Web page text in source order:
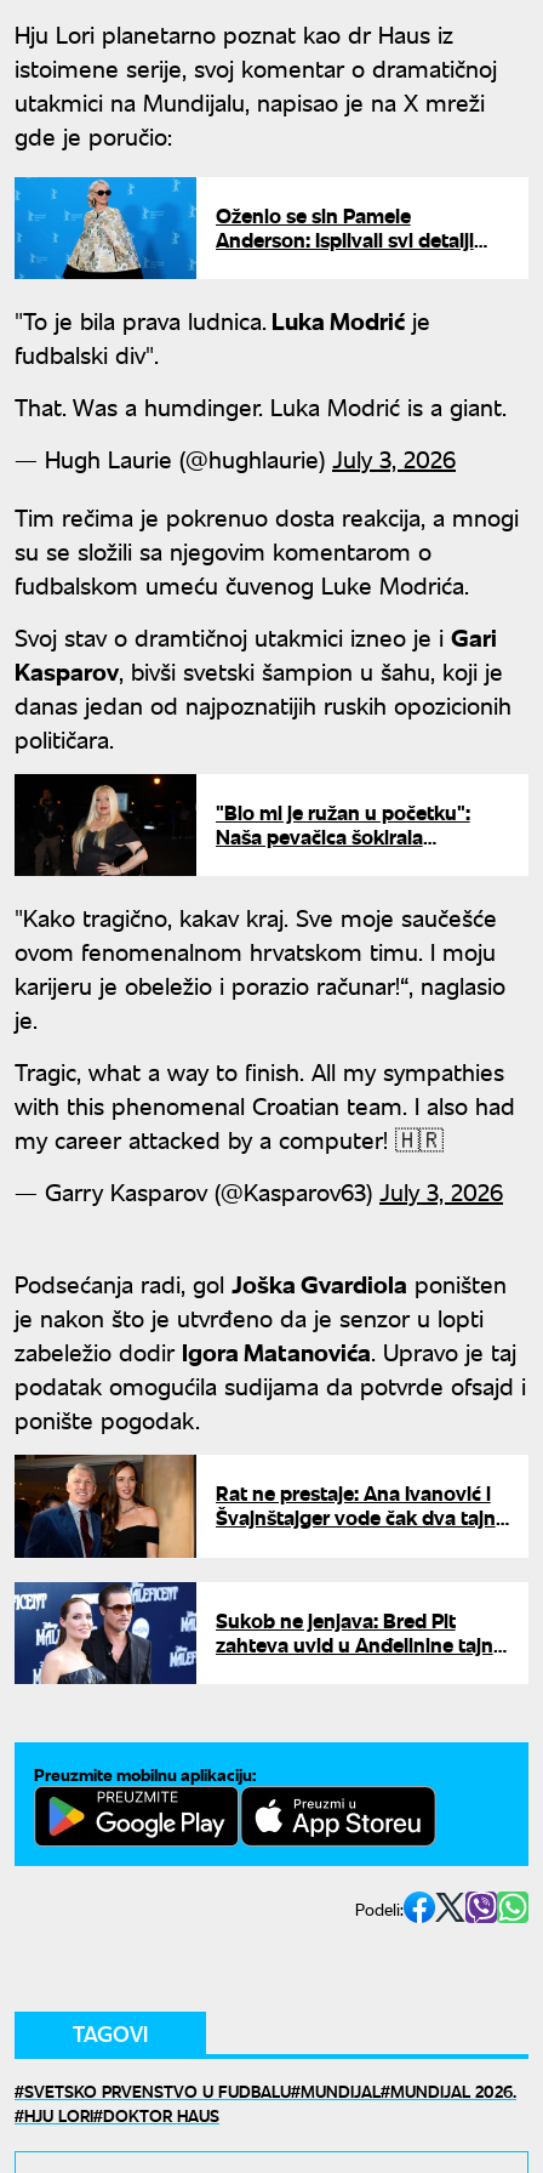
Hju Lori planetarno poznat kao dr Haus iz
istoimene serije, svoj komentar o dramatičnoj
utakmici na Mundijalu, napisao je na X mreži
gde je poručio:
Oženio se sin Pamele
Anderson: Isplivali svi detalji
"To je bila prava ludnica. Luka Modrić je
fudbalski div".
That. Was a humdinger. Luka Modrić is a giant.
— Hugh Laurie (@hughlaurie) July 3, 2026
Tim rečima je pokrenuo dosta reakcija, a mnogi
su se složili sa njegovim komentarom o
fudbalskom umeću čuvenog Luke Modrića.
Svoj stav o dramtičnoj utakmici izneo je i Gari
Kasparov, bivši svetski šampion u šahu, koji je
danas jedan od najpoznatijih ruskih opozicionih
političara.
"Bio mi je ružan u početku":
Naša pevačica šokirala
uda
"Kako tragično, kakav kraj. Sve moje saučešće
ovom fenomenalnom hrvatskom timu. I moju
karijeru je obeležio i porazio računar!“, naglasio
je.
Tragic, what a way to finish. All my sympathies
with this phenomenal Croatian team. I also had
my career attacked by a computer! 🇭🇷
— Garry Kasparov (@Kasparov63) July 3, 2026
Podsećanja radi, gol Joška Gvardiola poništen
je nakon što je utvrđeno da je senzor u lopti
zabeležio dodir Igora Matanovića. Upravo je taj
podatak omogućila sudijama da potvrde ofsajd i
ponište pogodak.
Rat ne prestaje: Ana Ivanović i
Švajnštajger vode čak dva tajna
Sukob ne jenjava: Bred Pit
zahteva uvid u Anđelinine tajne
Preuzmite mobilnu aplikaciju:
Podeli:
TAGOVI
SVETSKO PRVENSTVO U FUDBALU MUNDIJAL MUNDIJAL 2026.
HJU LORI DOKTOR HAUS